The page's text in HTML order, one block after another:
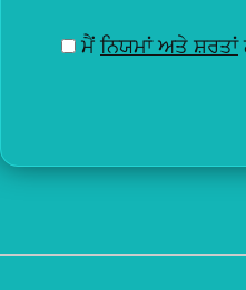
ਮੈਂਨਿਯਮਾਂ ਅਤੇ ਸ਼ਰਤਾਂ